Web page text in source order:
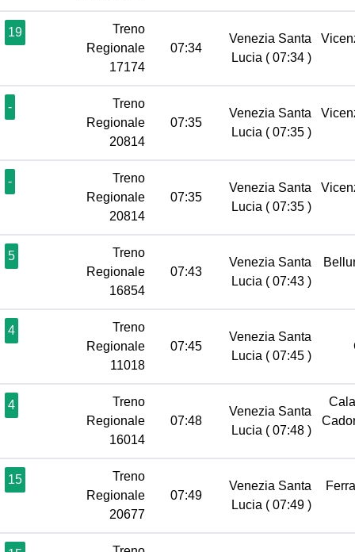
19
Treno
Regionale
17174
07:34
Venezia Santa
Lucia ( 07:34 )
-
Treno
Regionale
20814
07:35
Venezia Santa
Lucia ( 07:35 )
-
Treno
Regionale
20814
07:35
Venezia Santa
Lucia ( 07:35 )
5
Treno
Regionale
16854
07:43
Venezia Santa
Lucia ( 07:43 )
4
Treno
Regionale
11018
07:45
Venezia Santa
Lucia ( 07:45 )
4
Treno
Regionale
16014
07:48
Venezia Santa
Lucia ( 07:48 )
15
Treno
Regionale
20677
07:49
Venezia Santa
Lucia ( 07:49 )